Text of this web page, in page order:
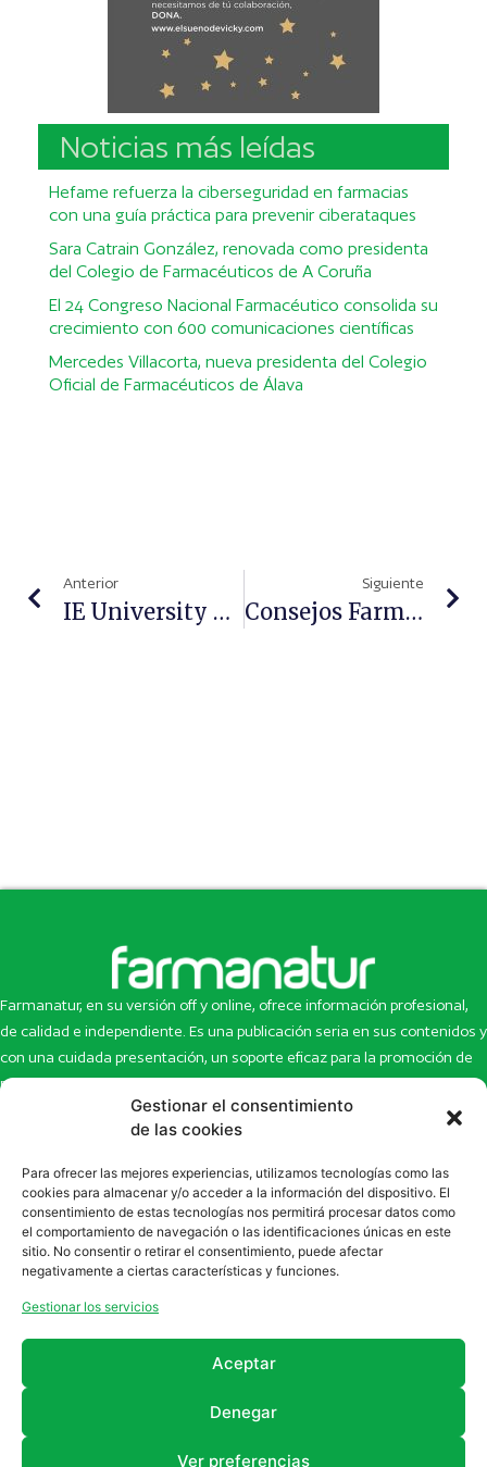
Gestionar el consentimiento
de las cookies
Para ofrecer las mejores experiencias, utilizamos tecnologías como las
cookies para almacenar y/o acceder a la información del dispositivo. El
consentimiento de estas tecnologías nos permitirá procesar datos como
el comportamiento de navegación o las identificaciones únicas en este
sitio. No consentir o retirar el consentimiento, puede afectar
negativamente a ciertas características y funciones.
Gestionar los servicios
Aceptar
Denegar
Ver preferencias
Noticias más leídas
Hefame refuerza la ciberseguridad en farmacias
con una guía práctica para prevenir ciberataques
Sara Catrain González, renovada como presidenta
del Colegio de Farmacéuticos de A Coruña
El 24 Congreso Nacional Farmacéutico consolida su
crecimiento con 600 comunicaciones científicas
Mercedes Villacorta, nueva presidenta del Colegio
Oficial de Farmacéuticos de Álava
Anterior
IE University Y Hefame Lanzan El ‘Programa Avanzado En Dirección De Oficinas De Farmacia’, Que Empezará En Septiembre
Siguiente
Consejos Farmacéuticos Para Prevenir Los Mareos Estas Vacaciones En Los Trayectos En Coche
Farmanatur, en su versión off y online, ofrece información profesional,
de calidad e independiente. Es una publicación seria en sus contenidos y
con una cuidada presentación, un soporte eficaz para la promoción de
productos y novedades.
Inicio
Newsletter
Eco Multimedia
Contacto
Artículos
Escaparate
Enlaces de interés
SUSCRÍBETE A NUESTRO NEWSLETTER
la sección deNewsletter